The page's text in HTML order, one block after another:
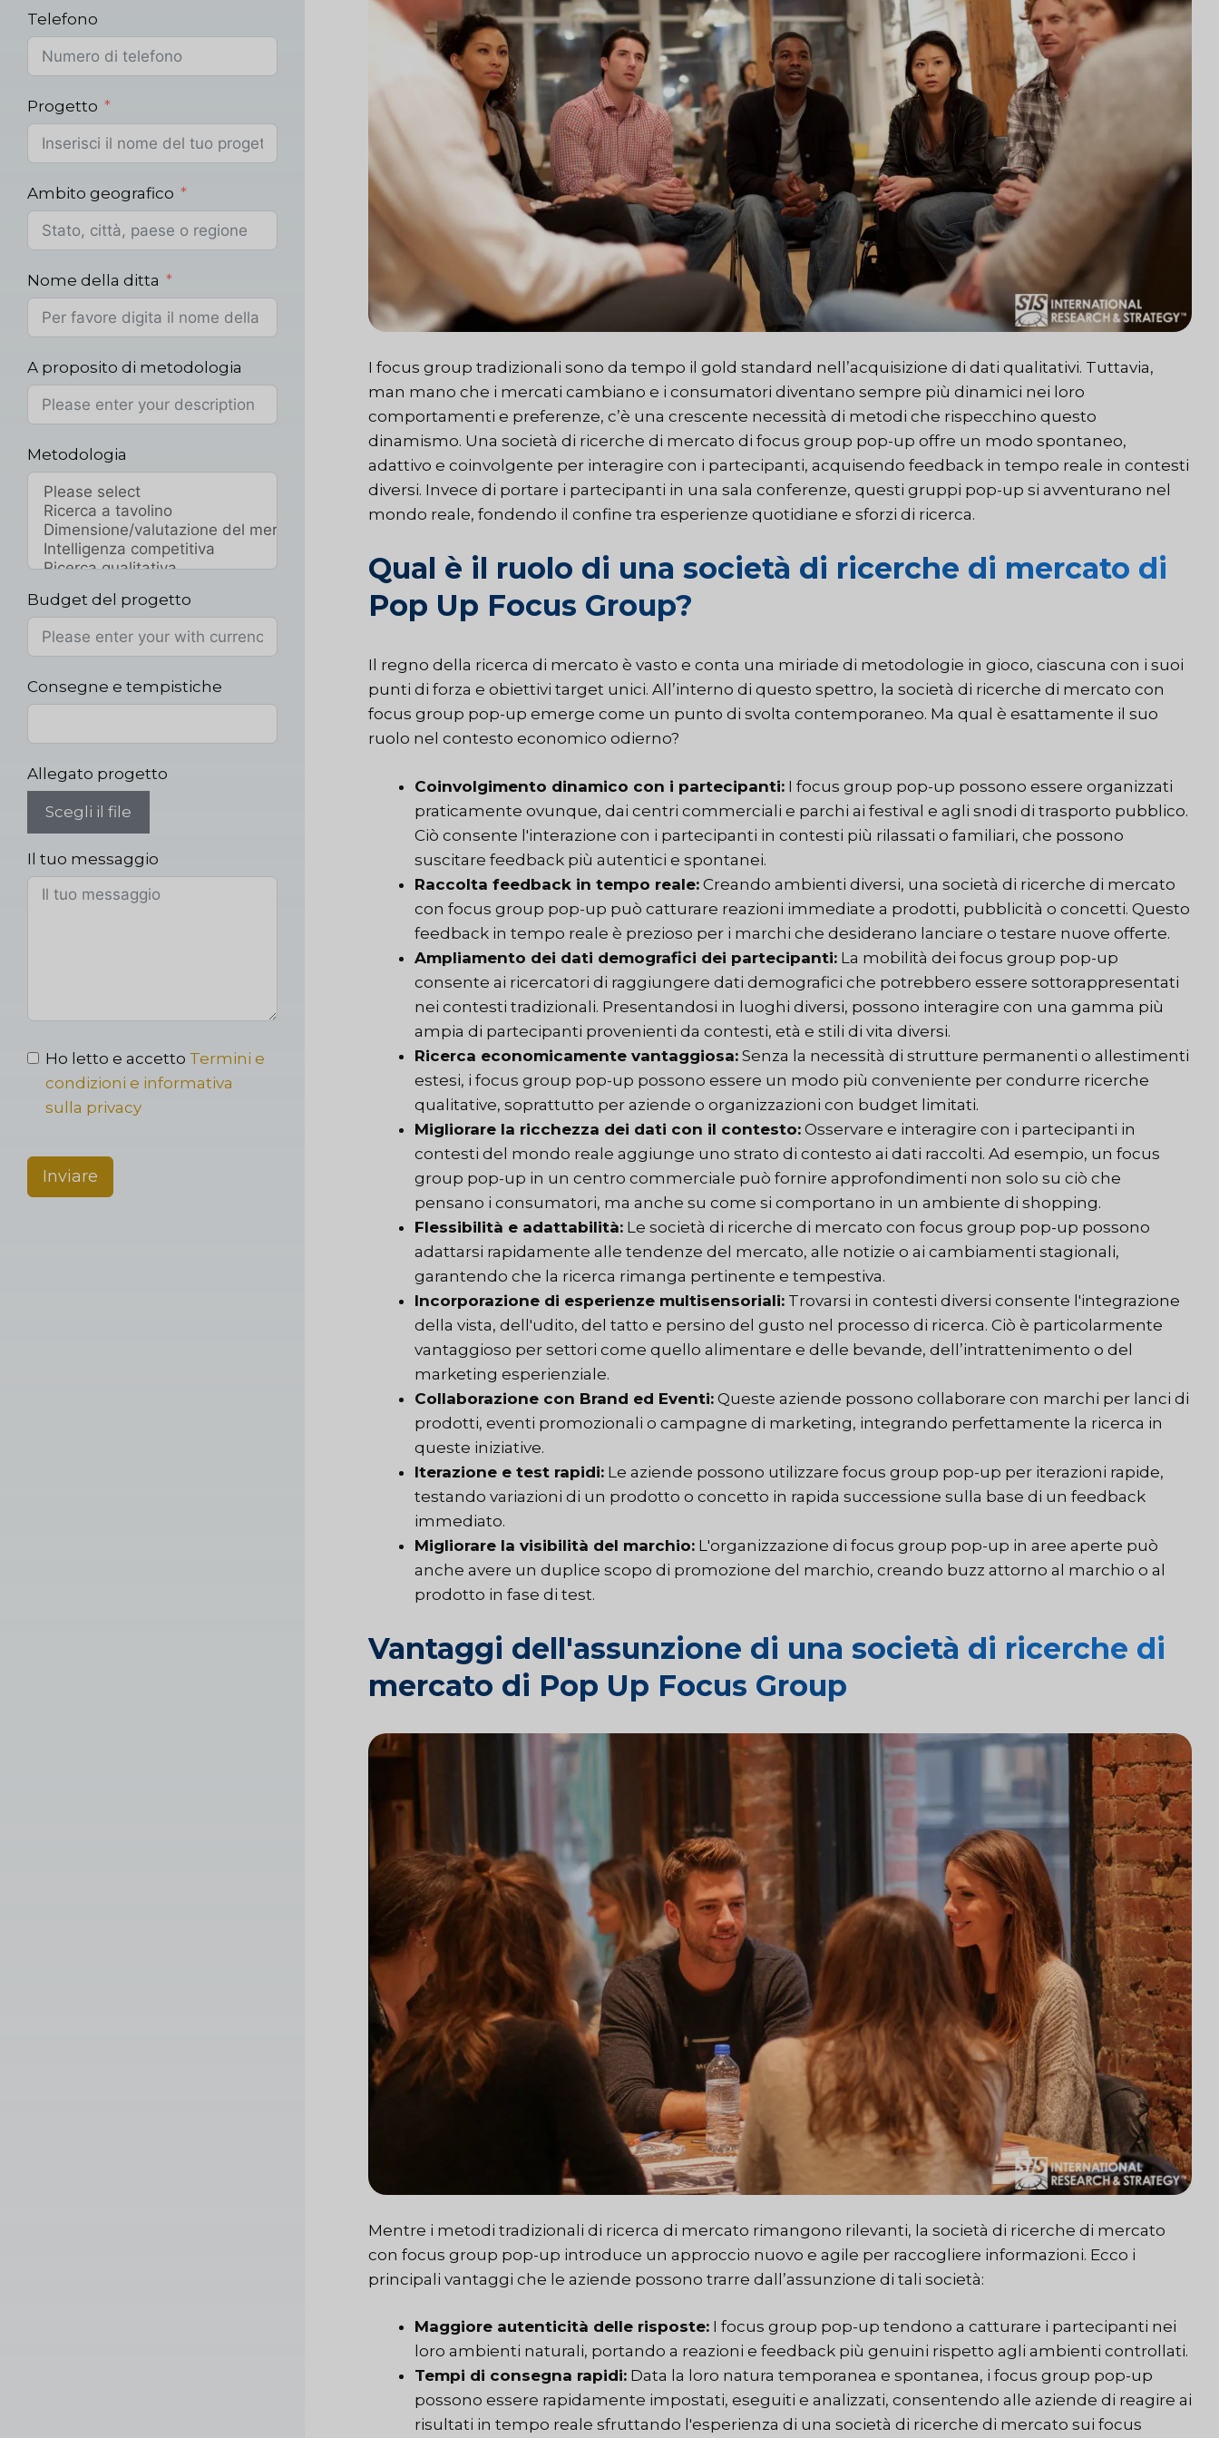
I focus group tradizionali sono da tempo il gold standard nell’acquisizione di dati qualitativi. Tuttavia,
man mano che i mercati cambiano e i consumatori diventano sempre più dinamici nei loro
comportamenti e preferenze, c’è una crescente necessità di metodi che rispecchino questo
dinamismo. Una società di ricerche di mercato di focus group pop-up offre un modo spontaneo,
adattivo e coinvolgente per interagire con i partecipanti, acquisendo feedback in tempo reale in contesti
diversi. Invece di portare i partecipanti in una sala conferenze, questi gruppi pop-up si avventurano nel
mondo reale, fondendo il confine tra esperienze quotidiane e sforzi di ricerca.
Qual è il ruolo di una società di ricerche di mercato di
Pop Up Focus Group?
Il regno della ricerca di mercato è vasto e conta una miriade di metodologie in gioco, ciascuna con i suoi
punti di forza e obiettivi target unici. All’interno di questo spettro, la società di ricerche di mercato con
focus group pop-up emerge come un punto di svolta contemporaneo. Ma qual è esattamente il suo
ruolo nel contesto economico odierno?
Coinvolgimento dinamico con i partecipanti: I focus group pop-up possono essere organizzati
praticamente ovunque, dai centri commerciali e parchi ai festival e agli snodi di trasporto pubblico.
Ciò consente l'interazione con i partecipanti in contesti più rilassati o familiari, che possono
suscitare feedback più autentici e spontanei.
Raccolta feedback in tempo reale: Creando ambienti diversi, una società di ricerche di mercato
con focus group pop-up può catturare reazioni immediate a prodotti, pubblicità o concetti. Questo
feedback in tempo reale è prezioso per i marchi che desiderano lanciare o testare nuove offerte.
Ampliamento dei dati demografici dei partecipanti: La mobilità dei focus group pop-up
consente ai ricercatori di raggiungere dati demografici che potrebbero essere sottorappresentati
nei contesti tradizionali. Presentandosi in luoghi diversi, possono interagire con una gamma più
ampia di partecipanti provenienti da contesti, età e stili di vita diversi.
Ricerca economicamente vantaggiosa: Senza la necessità di strutture permanenti o allestimenti
estesi, i focus group pop-up possono essere un modo più conveniente per condurre ricerche
qualitative, soprattutto per aziende o organizzazioni con budget limitati.
Migliorare la ricchezza dei dati con il contesto: Osservare e interagire con i partecipanti in
contesti del mondo reale aggiunge uno strato di contesto ai dati raccolti. Ad esempio, un focus
group pop-up in un centro commerciale può fornire approfondimenti non solo su ciò che
pensano i consumatori, ma anche su come si comportano in un ambiente di shopping.
Flessibilità e adattabilità: Le società di ricerche di mercato con focus group pop-up possono
adattarsi rapidamente alle tendenze del mercato, alle notizie o ai cambiamenti stagionali,
garantendo che la ricerca rimanga pertinente e tempestiva.
Incorporazione di esperienze multisensoriali: Trovarsi in contesti diversi consente l'integrazione
della vista, dell'udito, del tatto e persino del gusto nel processo di ricerca. Ciò è particolarmente
vantaggioso per settori come quello alimentare e delle bevande, dell’intrattenimento o del
marketing esperienziale.
Collaborazione con Brand ed Eventi: Queste aziende possono collaborare con marchi per lanci di
prodotti, eventi promozionali o campagne di marketing, integrando perfettamente la ricerca in
queste iniziative.
Iterazione e test rapidi: Le aziende possono utilizzare focus group pop-up per iterazioni rapide,
testando variazioni di un prodotto o concetto in rapida successione sulla base di un feedback
immediato.
Migliorare la visibilità del marchio: L'organizzazione di focus group pop-up in aree aperte può
anche avere un duplice scopo di promozione del marchio, creando buzz attorno al marchio o al
prodotto in fase di test.
Vantaggi dell'assunzione di una società di ricerche di
mercato di Pop Up Focus Group
Mentre i metodi tradizionali di ricerca di mercato rimangono rilevanti, la società di ricerche di mercato
con focus group pop-up introduce un approccio nuovo e agile per raccogliere informazioni. Ecco i
principali vantaggi che le aziende possono trarre dall’assunzione di tali società:
Maggiore autenticità delle risposte: I focus group pop-up tendono a catturare i partecipanti nei
loro ambienti naturali, portando a reazioni e feedback più genuini rispetto agli ambienti controllati.
Tempi di consegna rapidi: Data la loro natura temporanea e spontanea, i focus group pop-up
possono essere rapidamente impostati, eseguiti e analizzati, consentendo alle aziende di reagire ai
risultati in tempo reale sfruttando l'esperienza di una società di ricerche di mercato sui focus
Telefono
Progetto
Ambito geografico
Nome della ditta
A proposito di metodologia
Metodologia
Budget del progetto
Consegne e tempistiche
Allegato progetto
Scegli il file
Il tuo messaggio
Ho letto e accetto Termini e
condizioni e informativa
sulla privacy
Inviare